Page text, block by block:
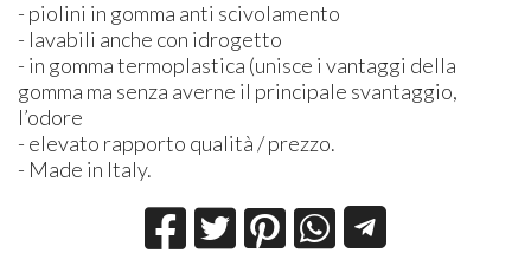
- piolini in gomma anti scivolamento
- lavabili anche con idrogetto
- in gomma termoplastica (unisce i vantaggi della
gomma ma senza averne il principale svantaggio,
l’odore
- elevato rapporto qualità / prezzo.
- Made in Italy.